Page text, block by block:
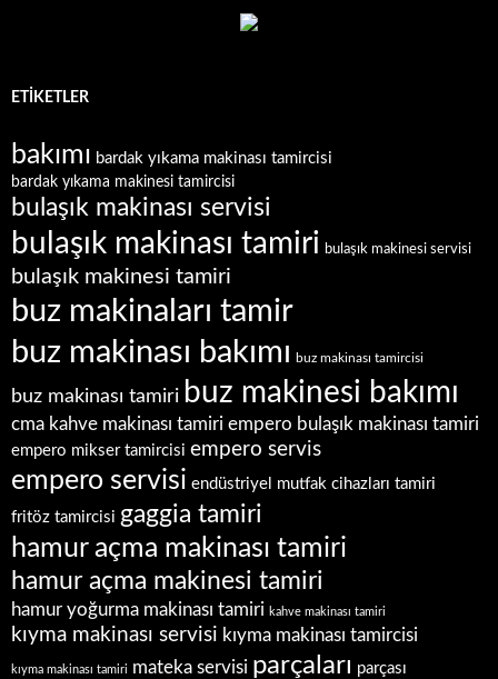
ETIKETLER
bakımı bardak yıkama makinası tamircisi
bardak yıkama makinesi tamircisi
bulaşık makinası servisi
bulaşık makinası tamiri bulaşık makinesi servisi
bulaşık makinesi tamiri
buz makinaları tamir
buz makinası bakımı buz makinası tamircisi
buz makinası tamiri buz makinesi bakımı
cma kahve makinası tamiri empero bulaşık makinası tamiri
empero mikser tamircisi empero servis
empero servisi endüstriyel mutfak cihazları tamiri
fritöz tamircisi gaggia tamiri
hamur açma makinası tamiri
hamur açma makinesi tamiri
hamur yoğurma makinası tamiri kahve makinası tamiri
kıyma makinası servisi kıyma makinası tamircisi
kıyma makinası tamiri mateka servisi parçaları parçası